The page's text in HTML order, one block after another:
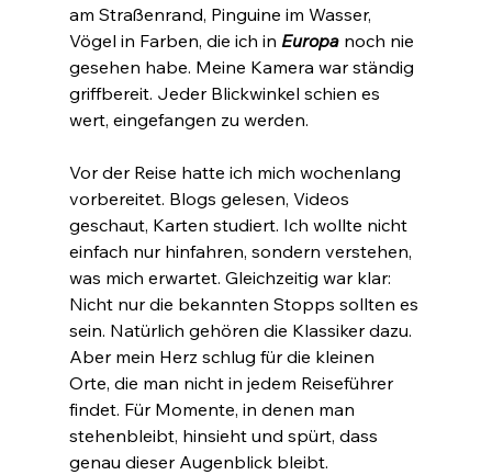
am Straßenrand, Pinguine im Wasser,
Vögel in Farben, die ich in Europa noch nie
gesehen habe. Meine Kamera war ständig
griffbereit. Jeder Blickwinkel schien es
wert, eingefangen zu werden.
Vor der Reise hatte ich mich wochenlang
vorbereitet. Blogs gelesen, Videos
geschaut, Karten studiert. Ich wollte nicht
einfach nur hinfahren, sondern verstehen,
was mich erwartet. Gleichzeitig war klar:
Nicht nur die bekannten Stopps sollten es
sein. Natürlich gehören die Klassiker dazu.
Aber mein Herz schlug für die kleinen
Orte, die man nicht in jedem Reiseführer
findet. Für Momente, in denen man
stehenbleibt, hinsieht und spürt, dass
genau dieser Augenblick bleibt.